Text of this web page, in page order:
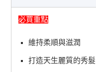
必買重點
維持柔順與滋潤
打造天生麗質的秀髮